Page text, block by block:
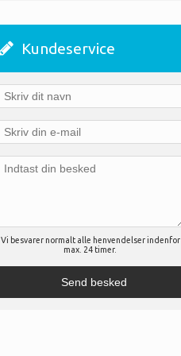
Kundeservice
Vi besvarer normalt alle henvendelser indenfor
max. 24 timer.